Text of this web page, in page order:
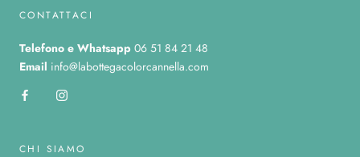
CONTATTACI
Telefono e Whatsapp 06 51 84 21 48
Email info@labottegacolorcannella.com
CHI SIAMO